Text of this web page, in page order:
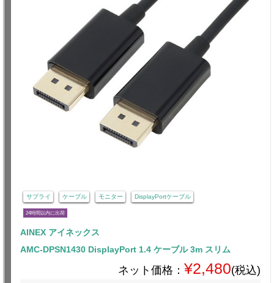
サプライ ケーブル モニター DisplayPortケーブル
24時間以内に出荷
AINEX アイネックス
AMC-DPSN1430 DisplayPort 1.4 ケーブル 3m スリム
ネット価格： ¥2,480(税込)